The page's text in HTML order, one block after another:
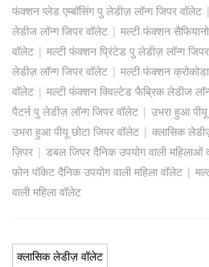
फंक्शन प्लेड एम्बॉसिंग पु लेडीज़ लॉन्ग जिपर वॉलेट |
लेडीज लॉन्ग जिपर वॉलेट | मल्टी फंक्शन
वॉलेट | मल्टी फंक्शन प्रिंटेड पु लेडीज़ लॉन्ग
लेडीज़ लॉन्ग जिपर वॉलेट | मल्टी फंक्शन
वॉलेट | मल्टी फंक्शन क्विल्टेड फैब्रिक लेडीज
पैटर्न पु लेडीज़ लॉन्ग जिपर वॉलेट | उभरा हुआ
उभरा हुआ पीयू छोटा जिपर वॉलेट | क्लासिक
ज़िपर | डबल जिपर दैनिक उपयोग वाली महिलाओं
फ़ोन पॉकेट दैनिक उपयोग वाली महिला वॉलेट |
वाली महिला वॉलेट
क्लासिक लेडीज़ वॉलेट